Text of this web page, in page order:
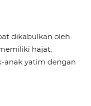
dikabulkan oleh
hajat,
anak yatim dengan